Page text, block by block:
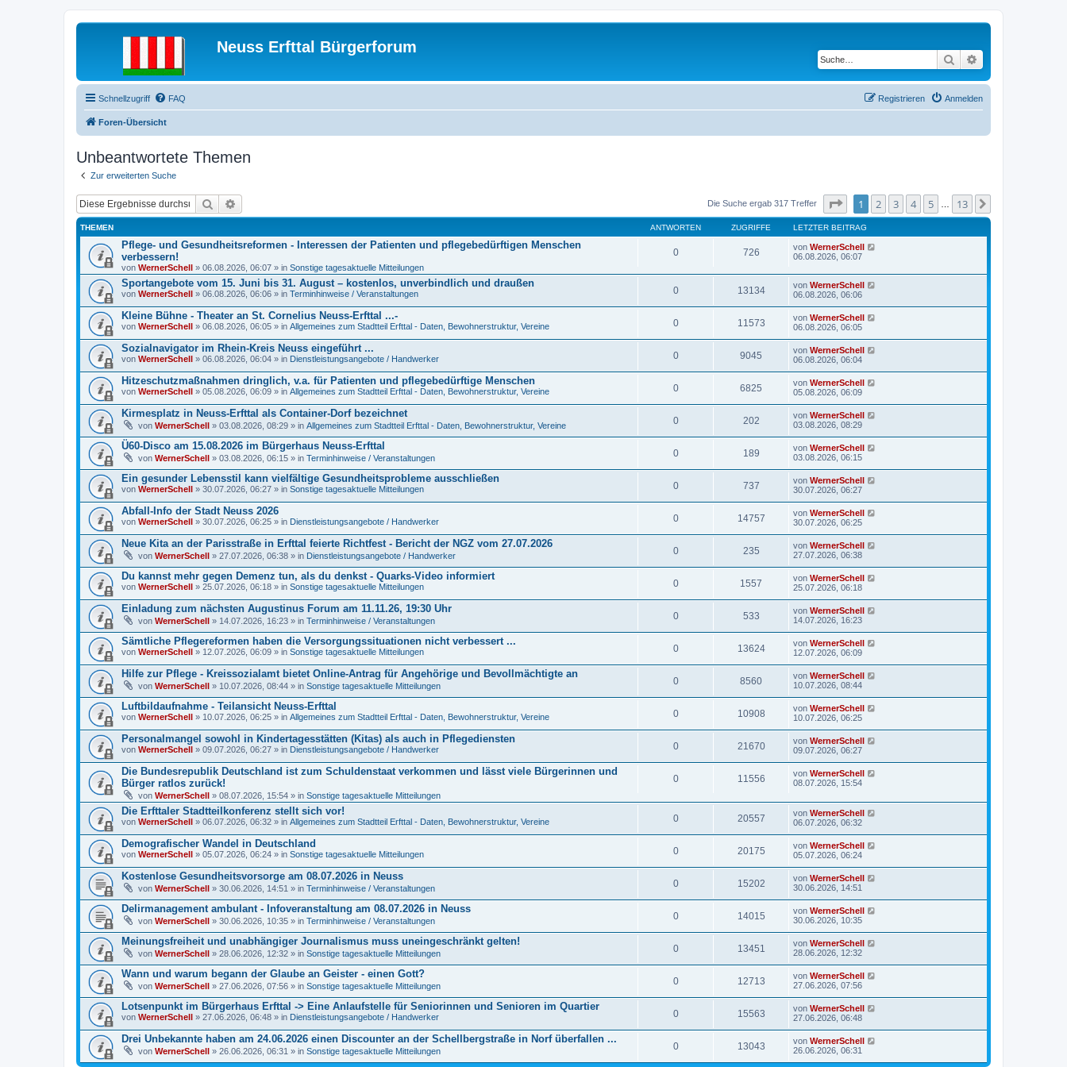
Neuss Erfttal Bürgerforum
Suche
Schnellzugriff FAQ Anmelden
Registrieren
Foren-Übersicht
Unbeantwortete Themen
Zur erweiterten Suche
Suche Die Suche ergab 317 Treffer Seite von13
1 2 3 4 5 13
THEMEN ANTWORTEN ZUGRIFFE LETZTER BEITRAG
Pflege- und Gesundheitsreformen - Interessen der Patienten und pflegebedürftigen Menschen
verbessern!
von WernerSchell » 06.08.2026, 06:07 » in Sonstige tagesaktuelle Mitteilungen
0 726 von WernerSchell
06.08.2026, 06:07
Sportangebote vom 15. Juni bis 31. August – kostenlos, unverbindlich und draußen
von WernerSchell » 06.08.2026, 06:06 » in Terminhinweise / Veranstaltungen 0 13134 von WernerSchell
06.08.2026, 06:06
Kleine Bühne - Theater an St. Cornelius Neuss-Erfttal ...-
von WernerSchell » 06.08.2026, 06:05 » in Allgemeines zum Stadtteil Erfttal - Daten, Bewohnerstruktur, Vereine 0 11573 von WernerSchell
06.08.2026, 06:05
Sozialnavigator im Rhein-Kreis Neuss eingeführt ...
von WernerSchell » 06.08.2026, 06:04 » in Dienstleistungsangebote / Handwerker 0 9045 von WernerSchell
06.08.2026, 06:04
Hitzeschutzmaßnahmen dringlich, v.a. für Patienten und pflegebedürftige Menschen
von WernerSchell » 05.08.2026, 06:09 » in Allgemeines zum Stadtteil Erfttal - Daten, Bewohnerstruktur, Vereine 0 6825 von WernerSchell
05.08.2026, 06:09
Kirmesplatz in Neuss-Erfttal als Container-Dorf bezeichnet
von WernerSchell » 03.08.2026, 08:29 » in Allgemeines zum Stadtteil Erfttal - Daten, Bewohnerstruktur, Vereine 0 202 von WernerSchell
03.08.2026, 08:29
Ü60-Disco am 15.08.2026 im Bürgerhaus Neuss-Erfttal
von WernerSchell » 03.08.2026, 06:15 » in Terminhinweise / Veranstaltungen 0 189 von WernerSchell
03.08.2026, 06:15
Ein gesunder Lebensstil kann vielfältige Gesundheitsprobleme ausschließen
von WernerSchell » 30.07.2026, 06:27 » in Sonstige tagesaktuelle Mitteilungen 0 737 von WernerSchell
30.07.2026, 06:27
Abfall-Info der Stadt Neuss 2026
von WernerSchell » 30.07.2026, 06:25 » in Dienstleistungsangebote / Handwerker 0 14757 von WernerSchell
30.07.2026, 06:25
Neue Kita an der Parisstraße in Erfttal feierte Richtfest - Bericht der NGZ vom 27.07.2026
von WernerSchell » 27.07.2026, 06:38 » in Dienstleistungsangebote / Handwerker 0 235 von WernerSchell
27.07.2026, 06:38
Du kannst mehr gegen Demenz tun, als du denkst - Quarks-Video informiert
von WernerSchell » 25.07.2026, 06:18 » in Sonstige tagesaktuelle Mitteilungen 0 1557 von WernerSchell
25.07.2026, 06:18
Einladung zum nächsten Augustinus Forum am 11.11.26, 19:30 Uhr
von WernerSchell » 14.07.2026, 16:23 » in Terminhinweise / Veranstaltungen 0 533 von WernerSchell
14.07.2026, 16:23
Sämtliche Pflegereformen haben die Versorgungssituationen nicht verbessert ...
von WernerSchell » 12.07.2026, 06:09 » in Sonstige tagesaktuelle Mitteilungen 0 13624 von WernerSchell
12.07.2026, 06:09
Hilfe zur Pflege - Kreissozialamt bietet Online-Antrag für Angehörige und Bevollmächtigte an
von WernerSchell » 10.07.2026, 08:44 » in Sonstige tagesaktuelle Mitteilungen 0 8560 von WernerSchell
10.07.2026, 08:44
Luftbildaufnahme - Teilansicht Neuss-Erfttal
von WernerSchell » 10.07.2026, 06:25 » in Allgemeines zum Stadtteil Erfttal - Daten, Bewohnerstruktur, Vereine 0 10908 von WernerSchell
10.07.2026, 06:25
Personalmangel sowohl in Kindertagesstätten (Kitas) als auch in Pflegediensten
von WernerSchell » 09.07.2026, 06:27 » in Dienstleistungsangebote / Handwerker 0 21670 von WernerSchell
09.07.2026, 06:27
Die Bundesrepublik Deutschland ist zum Schuldenstaat verkommen und lässt viele Bürgerinnen und
Bürger ratlos zurück!
von WernerSchell » 08.07.2026, 15:54 » in Sonstige tagesaktuelle Mitteilungen
0 11556 von WernerSchell
08.07.2026, 15:54
Die Erfttaler Stadtteilkonferenz stellt sich vor!
von WernerSchell » 06.07.2026, 06:32 » in Allgemeines zum Stadtteil Erfttal - Daten, Bewohnerstruktur, Vereine 0 20557 von WernerSchell
06.07.2026, 06:32
Demografischer Wandel in Deutschland
von WernerSchell » 05.07.2026, 06:24 » in Sonstige tagesaktuelle Mitteilungen 0 20175 von WernerSchell
05.07.2026, 06:24
Kostenlose Gesundheitsvorsorge am 08.07.2026 in Neuss
von WernerSchell » 30.06.2026, 14:51 » in Terminhinweise / Veranstaltungen 0 15202 von WernerSchell
30.06.2026, 14:51
Delirmanagement ambulant - Infoveranstaltung am 08.07.2026 in Neuss
von WernerSchell » 30.06.2026, 10:35 » in Terminhinweise / Veranstaltungen 0 14015 von WernerSchell
30.06.2026, 10:35
Meinungsfreiheit und unabhängiger Journalismus muss uneingeschränkt gelten!
von WernerSchell » 28.06.2026, 12:32 » in Sonstige tagesaktuelle Mitteilungen 0 13451 von WernerSchell
28.06.2026, 12:32
Wann und warum begann der Glaube an Geister - einen Gott?
von WernerSchell » 27.06.2026, 07:56 » in Sonstige tagesaktuelle Mitteilungen 0 12713 von WernerSchell
27.06.2026, 07:56
Lotsenpunkt im Bürgerhaus Erfttal -> Eine Anlaufstelle für Seniorinnen und Senioren im Quartier
von WernerSchell » 27.06.2026, 06:48 » in Dienstleistungsangebote / Handwerker 0 15563 von WernerSchell
27.06.2026, 06:48
Drei Unbekannte haben am 24.06.2026 einen Discounter an der Schellbergstraße in Norf überfallen ...
von WernerSchell » 26.06.2026, 06:31 » in Sonstige tagesaktuelle Mitteilungen 0 13043 von WernerSchell
26.06.2026, 06:31